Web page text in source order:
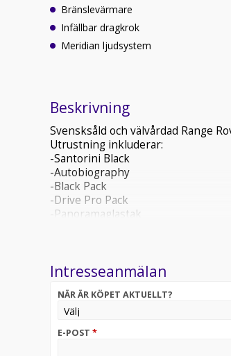
Bränslevärmare
Infällbar dragkrok
Meridian ljudsystem
Beskrivning
Svensksåld och välvårdad Range
Utrustning inkluderar:
-Santorini Black
-Autobiography
-Black Pack
-Drive Pro Pack
-Panoramaglastak
-Luftfjädring
-Massagestolar fram
-Ventilerande säten fram och bak
-Keyless go
Intresseanmälan
NÄR ÄR KÖPET AKTUELLT?
E-POST *